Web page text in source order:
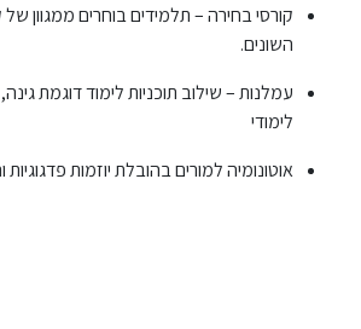
קורסי בחירה – תלמידים בוחרים ממגוון
השונים.
עמלנות – שילוב תוכניות לימוד דוגמת
לימודי
אוטונומיה למורים בהובלת יוזמות